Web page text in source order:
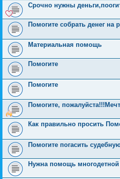
Срочно нужны
Помогите собрать денег на
Материальная помощь
Помогите
Помогите
Помогите,
Как правильно просить
Помогите погасить
Нужна помощь многодетной